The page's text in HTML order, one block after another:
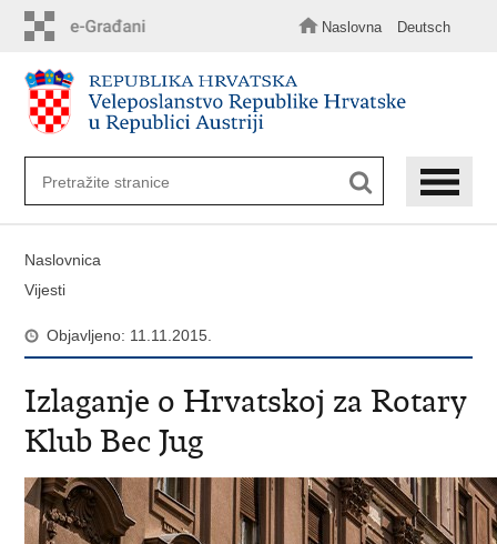
sadržaj
Naslovna Deutsch
Naslovnica
Vijesti
Objavljeno: 11.11.2015.
Izlaganje o Hrvatskoj za Rotary
Klub Bec Jug